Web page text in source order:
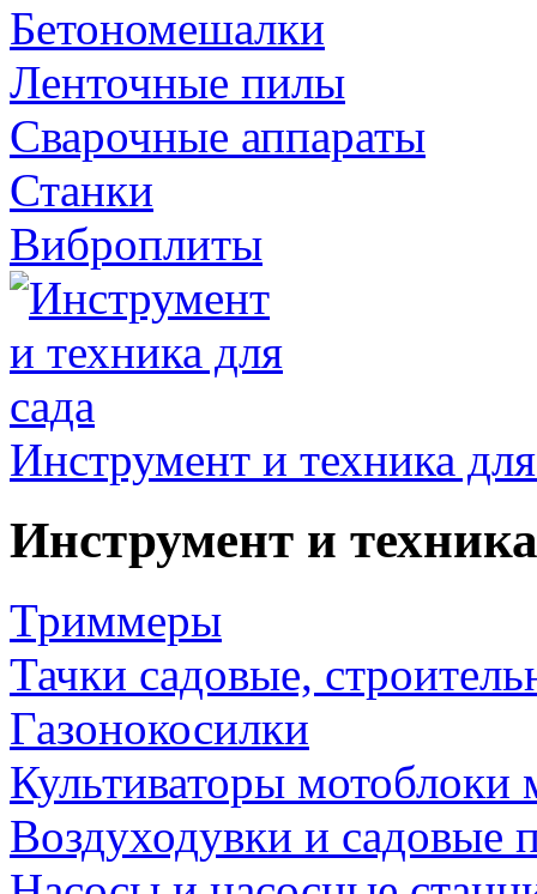
Бетономешалки
Ленточные пилы
Сварочные аппараты
Станки
Виброплиты
Инструмент и техника
Инструмент и
Триммеры
Тачки садовые,
Газонокосилки
Культиваторы мотоблоки
Воздуходувки и садовые